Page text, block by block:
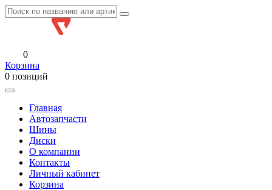
0
Корзина
0 позиций
Главная
Автозапчасти
Шины
Диски
О компании
Контакты
Личный кабинет
Корзина